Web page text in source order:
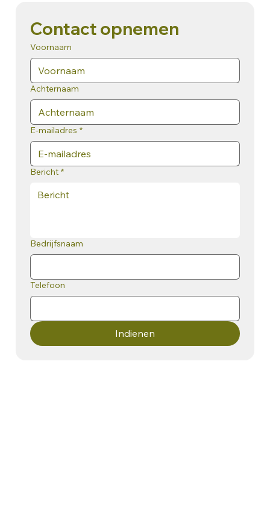
Contact opnemen
Voornaam
Achternaam
E-mailadres *
Bericht *
Bedrijfsnaam
Telefoon
Indienen